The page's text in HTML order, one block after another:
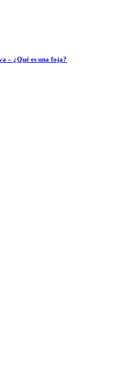
– ¿Qué es una foja?